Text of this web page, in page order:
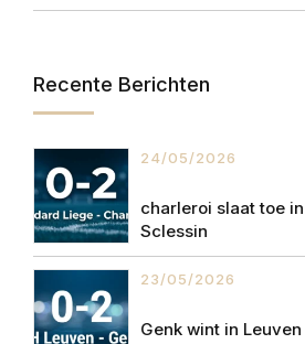
Recente Berichten
24/05/2026
charleroi slaat toe
Sclessin
23/05/2026
Genk wint in